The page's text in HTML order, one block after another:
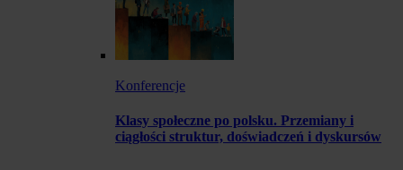
Konferencje
Klasy społeczne po polsku. Przemiany i
ciągłości struktur, doświadczeń i dyskursów